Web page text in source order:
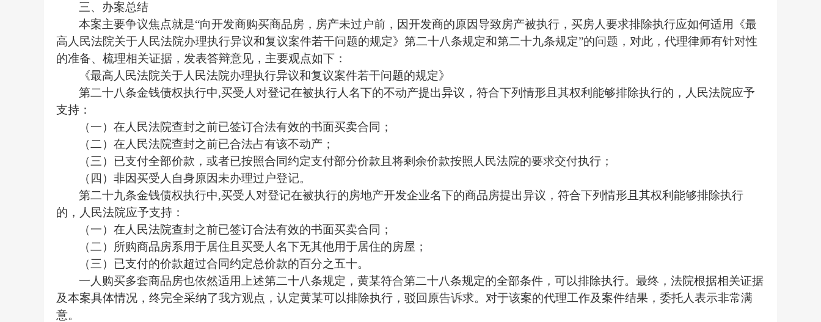
三、办案总结
本案主要争议焦点就是“向开发商购买商品房，房产未过户前，因开发商的原因导致房产被执行，买房人要求排除执行应如何适用
《最
高人民法院关于人民法院办理执行异议和复议案件若干问题的规定》第二十八条规定和第二十九条规定”的问题，对此，代理律师有针对性
的准备、梳理相关证据，发表答辩意见，主要观点如下：
《最高人民法院关于人民法院办理执行异议和复议案件若干问题的规定》
第二十八条金钱债权执行中,买受人对登记在被执行人名下的不动产提出异议，符合下列情形且其权利能够排除执行的，人民法院应予
支持：
（一）在人民法院查封之前已签订合法有效的书面买卖合同；
（二）在人民法院查封之前已合法占有该不动产；
（三）已支付全部价款，或者已按照合同约定支付部分价款且将剩余价款按照人民法院的要求交付执行；
（四）非因买受人自身原因未办理过户登记。
第二十九条金钱债权执行中,买受人对登记在被执行的房地产开发企业名下的商品房提出异议，符合下列情形且其权利能够排除执行
的，人民法院应予支持：
（一）在人民法院查封之前已签订合法有效的书面买卖合同；
（二）所购商品房系用于居住且买受人名下无其他用于居住的房屋；
（三）已支付的价款超过合同约定总价款的百分之五十。
一人购买多套商品房也依然适用上述第二十八条规定，黄某符合第二十八条规定的全部条件，可以排除执行。最终，法院根据相关证据
及本案具体情况，终完全采纳了我方观点，认定黄某可以排除执行，驳回原告诉求。对于该案的代理工作及案件结果，委托人表示非常满
意。